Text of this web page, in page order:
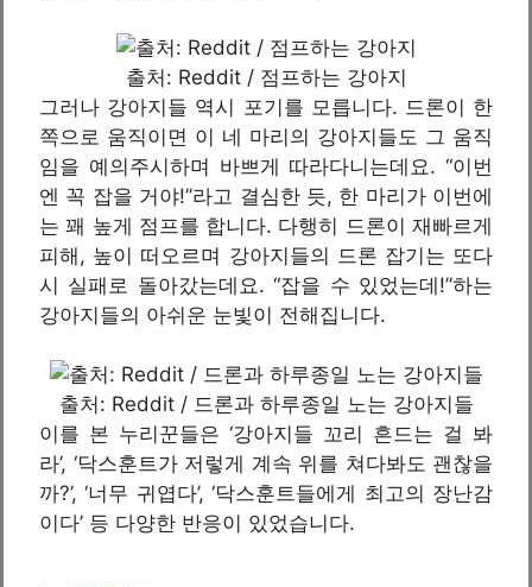
출처: Reddit / 점프하는 강아지
그러나 강아지들 역시 포기를 모릅니다. 드론이 한
쪽으로 움직이면 이 네 마리의 강아지들도 그 움직
임을 예의주시하며 바쁘게 따라다니는데요. “이번
엔 꼭 잡을 거야!”라고 결심한 듯, 한 마리가 이번에
는 꽤 높게 점프를 합니다. 다행히 드론이 재빠르게
피해, 높이 떠오르며 강아지들의 드론 잡기는 또다
시 실패로 돌아갔는데요. “잡을 수 있었는데!”하는
강아지들의 아쉬운 눈빛이 전해집니다.
출처: Reddit / 드론과 하루종일 노는 강아지들
이를 본 누리꾼들은 ‘강아지들 꼬리 흔드는 걸 봐
라’, ‘닥스훈트가 저렇게 계속 위를 쳐다봐도 괜찮을
까?’, ‘너무 귀엽다’, ‘닥스훈트들에게 최고의 장난감
이다’ 등 다양한 반응이 있었습니다.